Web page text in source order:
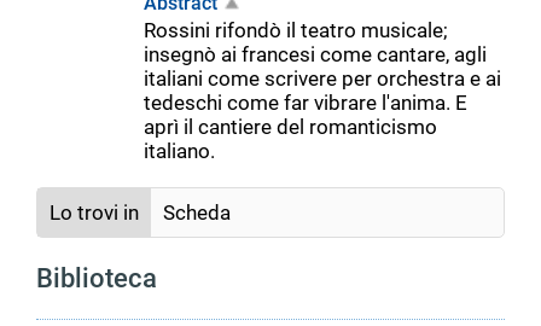
Rossini rifondò il teatro musicale;
insegnò ai francesi come cantare, agli
italiani come scrivere per orchestra e ai
tedeschi come far vibrare l'anima. E
aprì il cantiere del romanticismo
italiano.
Lo trovi in Scheda
Biblioteca